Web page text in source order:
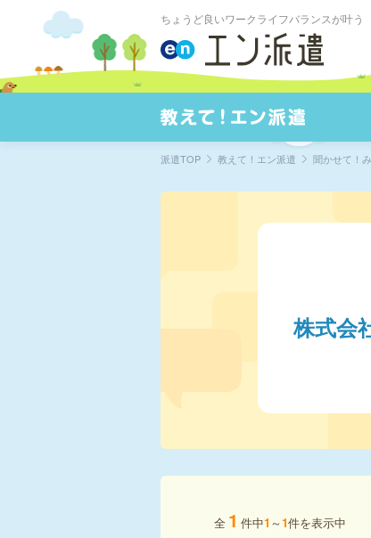
ちょうど良いワークライフバランスが叶う
派遣TOP 教えて！エン派遣 聞かせて！
株式会
全 1 件中1 ～1件を表示中